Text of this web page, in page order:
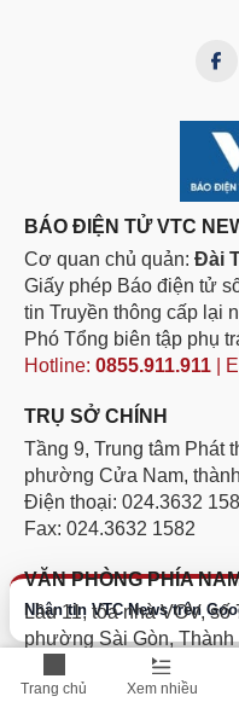
Trang chủ Xem nhiều
Nhận tin VTC News trên
BÁO ĐIỆN TỬ VTC
Cơ quan chủ quản: Đài
Giấy phép Báo điện tử
tin Truyền thông cấp lại
Phó Tổng biên tập phụ
Hotline: 0855.911.911 |
TRỤ SỞ CHÍNH
Tầng 9, Trung tâm Phát
phường Cửa Nam,
Điện thoại: 024.3632
Fax: 024.3632 1582
VĂN PHÒNG PHÍA
Lầu 11, tòa nhà VOV,
phường Sài Gòn, Thành
Điện thoại: 028.3811 1705
Hotline:
094.884.8186